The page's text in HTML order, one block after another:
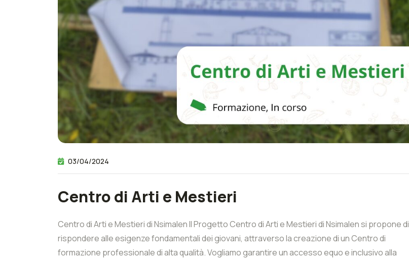
03/04/2024
Centro di Arti e Mestieri
Centro di Arti e Mestieri di Nsimalen Il Progetto Centro di Arti e Mestieri di Nsimalen si propone di
rispondere alle esigenze fondamentali dei giovani, attraverso la creazione di un Centro di
formazione professionale di alta qualità. Vogliamo garantire un accesso equo e inclusivo alla